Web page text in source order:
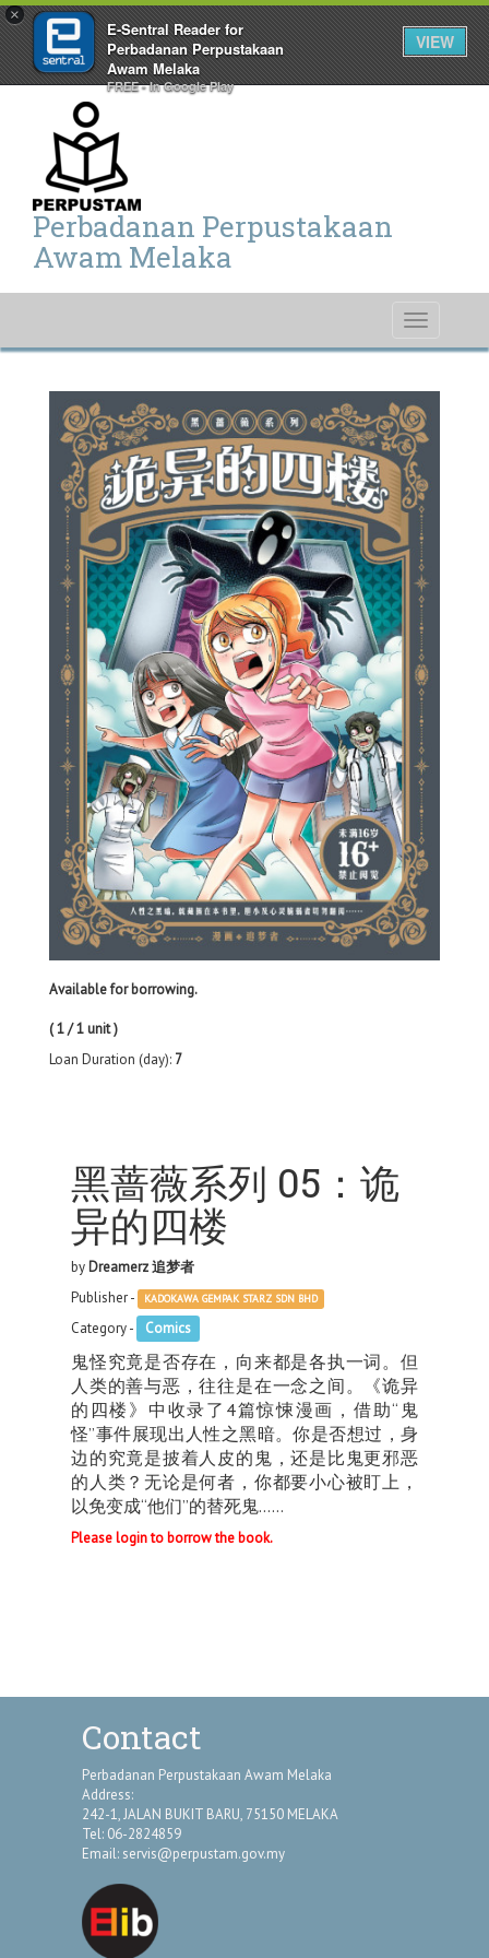
×
E-Sentral Reader for
Perbadanan Perpustakaan
Awam Melaka
FREE - In Google Play
VIEW
Perbadanan Perpustakaan
Awam Melaka
Toggle
Available for borrowing.
( 1 / 1 unit )
Loan Duration (day): 7
黑蔷薇系列 05：诡
异的四楼
by Dreamerz 追梦者
Publisher -
KADOKAWA GEMPAK STARZ SDN BHD
Category - Comics
鬼怪究竟是否存在，向来都是各执一词。但
人类的善与恶，往往是在一念之间。《诡异
的四楼》中收录了4篇惊悚漫画，借助“鬼
怪”事件展现出人性之黑暗。你是否想过，身
边的究竟是披着人皮的鬼，还是比鬼更邪恶
的人类？无论是何者，你都要小心被盯上，
以免变成“他们”的替死鬼……
Please login to borrow the book.
Contact
Perbadanan Perpustakaan Awam Melaka
Address:
242-1, JALAN BUKIT BARU, 75150 MELAKA
Tel: 06-2824859
Email: servis@perpustam.gov.my